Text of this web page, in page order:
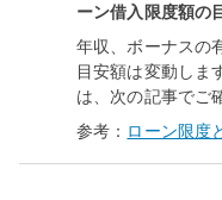
ーン借入限度額の
年収、ボーナスの
目安額は変動しま
は、次の記事でご
参考： ローン限度